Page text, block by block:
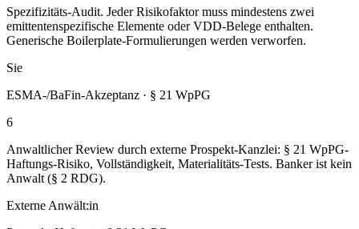
Spezifizitäts-Audit. Jeder Risikofaktor muss mindestens zwei
emittentenspezifische Elemente oder VDD-Belege enthalten.
Generische Boilerplate-Formulierungen werden verworfen.
Sie
ESMA-/BaFin-Akzeptanz · § 21 WpPG
6
Anwaltlicher Review durch externe Prospekt-Kanzlei: § 21 WpPG-
Haftungs-Risiko, Vollständigkeit, Materialitäts-Tests. Banker ist kein
Anwalt (§ 2 RDG).
Externe Anwält:in